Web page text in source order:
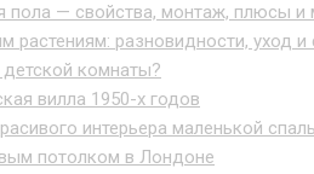
пола — свойства, монтаж, плюсы и
растениям: разновидности, уход и
комнаты?
вилла 1950-х годов
интерьера маленькой
потолком в Лондоне